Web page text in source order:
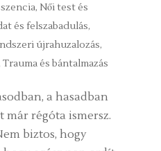
, Női test és
és felszabadulás,
újrahuzalozás,
Trauma és bántalmazás
a hasadban
már régóta ismersz.
biztos, hogy